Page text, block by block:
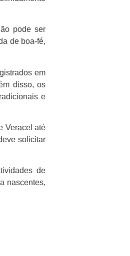
pode ser
de boa-fé,
em
disso, os
e
Veracel até
solicitar
de
nascentes,